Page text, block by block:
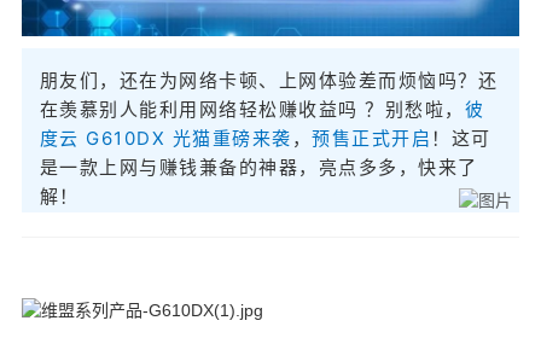
朋友们，还在为网络卡顿、上网体验差而烦恼吗？还
在羡慕别人能利用网络轻松赚收益吗 ？别愁啦， 彼
度云 G610DX 光猫重磅来袭 ，预售正式开启 ！这可
是一款上网与赚钱兼备的神器，亮点多多，快来了
解！